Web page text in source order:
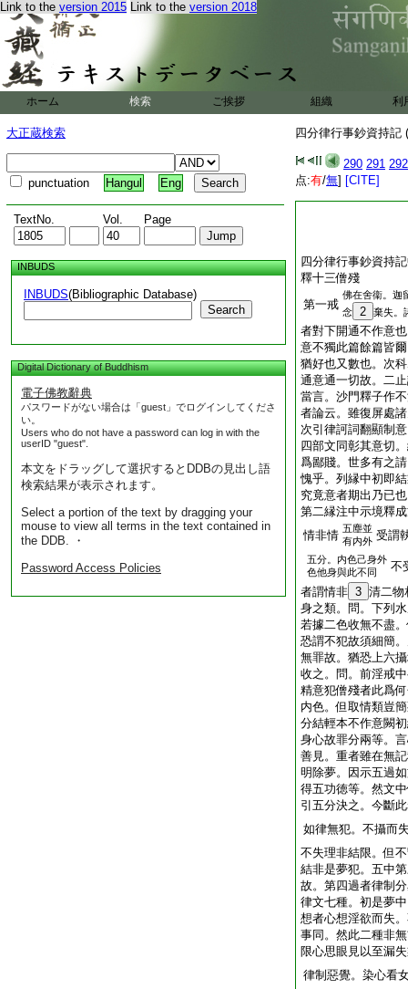
Link to the version 2015 Link to the version 2018
ホーム 検索 ご挨拶 組織 利
大正蔵検索
punctuation Hangul Eng
TextNo. Vol. Page
INBUDS
INBUDS(Bibliographic Database)
Search
Digital Dictionary of Buddhism
電子佛教辭典
パスワードがない場合は「guest」でログインしてくださ
い。
Users who do not have a password can log in with the
userID "guest".
本文をドラッグして選択するとDDBの見出し語
検索結果が表示されます。
Select a portion of the text by dragging your
mouse to view all terms in the text contained in
the DDB. ・
Password Access Policies
四分律行事鈔資持記
290 291 292
点:有/無] [CITE]
四分律行事鈔資持
釋十三僧殘
第一戒
佛在舍衞。迦
念
2 棄失。
者對下開通不作意
意不獨此篇餘篇皆
猶好也又數也。次
通意通一切故。二
當言。沙門釋子作
者論云。雖復屏處
次引律訶詞翻顯制
四部文同彰其意切
爲鄙賤。世多有之
愧乎。列縁中初即
究竟意者期出乃已
第二縁注中示境釋
情非情 五塵並
有内外 受謂
五分。内色己身外
色他身與此不同
不
者謂情非 3 清二物
身之類。問。下列
若據二色收無不盡
恐謂不犯故須細簡
無罪故。猶恐上六
收之。問。前淫戒
精意犯僧殘者此爲
内色。但取情類豈
分結輕本不作意闕
身心故罪分兩等。
善見。重者雖在無
明除夢。因示五過
得五功徳等。然文
引五分決之。今斷
如律無犯。不攝而
不失理非結限。但
結非是夢犯。五中
故。第四過者律制
律文七種。初是夢
想者心想淫欲而失
事同。然此二種非
限心思眼見以至漏
律制惡覺。染心看